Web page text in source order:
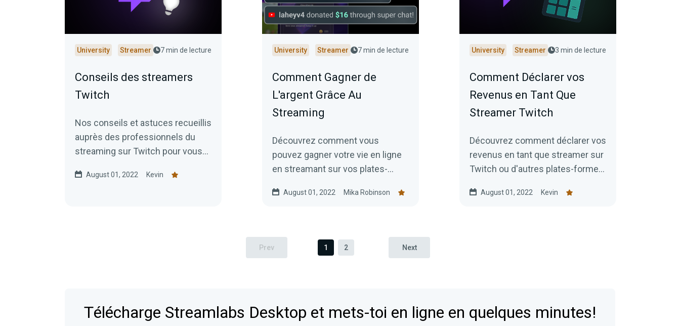
University Streamer 7 min de lecture
Conseils des streamers
Twitch
Nos conseils et astuces recueillis
auprès des professionnels du
streaming sur Twitch pour vous
August 01, 2022 Kevin
University Streamer 7 min de lecture
Comment Gagner de
L'argent Grâce Au
Streaming
Découvrez comment vous
pouvez gagner votre vie en ligne
en streamant sur vos plates-
apprendrons à monétiser vos
August 01, 2022 Mika Robinson
University Streamer 3 min de lecture
Comment Déclarer vos
Revenus en Tant Que
Streamer Twitch
Découvrez comment déclarer vos
revenus en tant que streamer sur
Twitch ou d'autres plates-formes
vous devez savoir sur les impôts,
August 01, 2022 Kevin
Prev 1 2 Next
Télécharge Streamlabs Desktop et mets-toi en ligne en quelques minutes!